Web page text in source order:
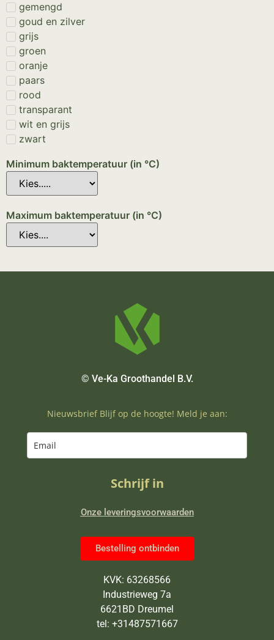
gemengd
goud en zilver
grijs
groen
oranje
paars
rood
transparant
wit en grijs
zwart
Minimum baktemperatuur (in °C)
Maximum baktemperatuur (in °C)
© Ve-Ka Groothandel B.V.
Nieuwsbrief Blijf op de hoogte! Meld je aan:
Schrijf in
Onze leveringsvoorwaarden
Bestelling ontbinden
KVK: 63268566
Industrieweg 7a
6621BD Dreumel
tel: +31487571667